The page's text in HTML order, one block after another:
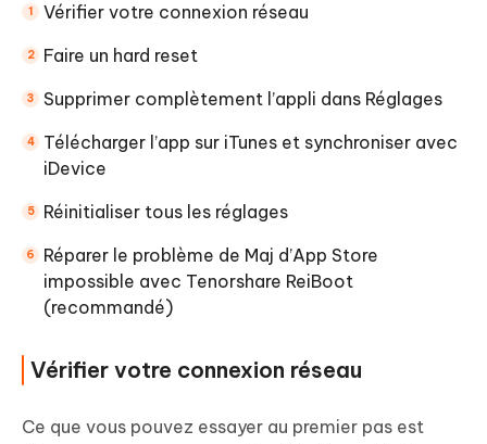
Vérifier votre connexion réseau
Faire un hard reset
Supprimer complètement l’appli dans Réglages
Télécharger l’app sur iTunes et synchroniser avec
iDevice
Réinitialiser tous les réglages
Réparer le problème de Maj d’App Store
impossible avec Tenorshare ReiBoot
(recommandé)
Vérifier votre connexion réseau
Ce que vous pouvez essayer au premier pas est